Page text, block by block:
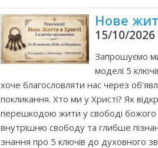
Нове
15/10/2026
Запрошуємо
моделі 5
хоче благословляти нас через
покликання. Хто ми у Христі? Як
перешкодою жити у свободі божого
внутрішню свободу та глибше
знання про 5 ключів до духовного